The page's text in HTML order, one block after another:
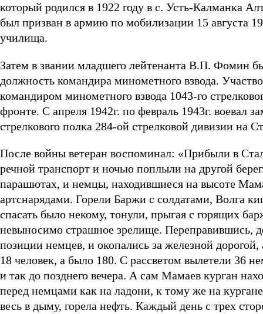
который родился в 1922 году в с. Усть-Калманка
был призван в армию по мобилизации 15 августа
училища.
Затем в звании младшего лейтенанта В.П. Фомин
должность командира минометного взвода.
командиром минометного взвода 1043-го
фронте. С апреля 1942г. по февраль 1943г. воевал
стрелкового полка 284-ой стрелковой дивизии на
После войны ветеран воспоминал: «Прибыли в
речной транспорт и ночью поплыли на другой
парашютах, и немцы, находившиеся на высоте
артснарядами. Горели Баржи с солдатами, Волга
спасать было некому, тонули, прыгая с горящих
невыносимо страшное зрелище. Переправившись,
позиции немцев, и окопались за железной
18 человек, а было 180. С рассветом вылетели 36
и так до позднего вечера. А сам Мамаев курган
перед немцами как на ладони, к тому же на
весь в дыму, горела нефть. Каждый день с трех